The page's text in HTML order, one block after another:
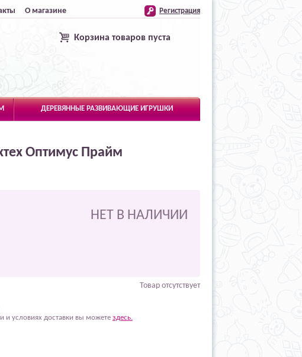
О магазине Регистрация
Корзина товаров пуста
ДЕРЕВЯННЫЕ РАЗВИВАЮЩИЕ ИГРУШКИ
Оптимус Прайм
НЕТ В НАЛИЧИИ
Товар отсутствует
и условиях доставки вы можете здесь.